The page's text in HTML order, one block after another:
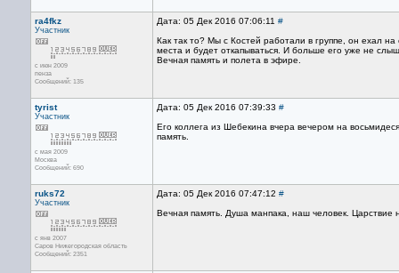
ra4fkz
Участник
с июн 2009
пенза
Сообщений: 135
Дата: 05 Дек 2016 07:06:11 #
Как так то? Мы с Костей работали в группе, он ехал
места и будет откапываться. И больше его уже не
Вечная память и полета в эфире.
tyrist
Участник
с мая 2009
Москва
Сообщений: 690
Дата: 05 Дек 2016 07:39:33 #
Его коллега из Шебекина вчера вечером на
память.
ruks72
Участник
с янв 2007
Саров Нижегородская область
Сообщений: 2351
Дата: 05 Дек 2016 07:47:12 #
Вечная память. Душа манпака, наш человек. Царствие